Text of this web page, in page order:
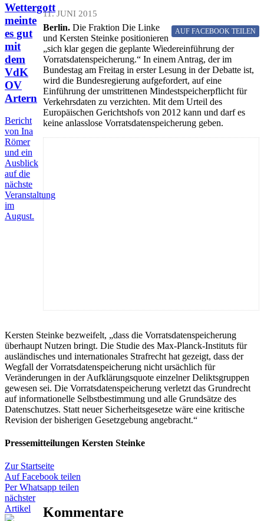
Wettergott
meinte
es gut
mit
dem
VdK
OV
Artern
Bericht
von Ina
Römer
und ein
Ausblick
auf die
nächste
Veranstaltung
im
August.
11. JUNI 2015
AUF FACEBOOK TEILEN
Berlin. Die Fraktion Die Linke
und Kersten Steinke positionieren
„sich klar gegen die geplante Wiedereinführung der
Vorratsdatenspeicherung.“ In einem Antrag, der im
Bundestag am Freitag in erster Lesung in der Debatte ist,
wird die Bundesregierung aufgefordert, auf eine
Einführung der umstrittenen Mindestspeicherpflicht für
Verkehrsdaten zu verzichten. Mit dem Urteil des
Europäischen Gerichtshofs von 2012 kann und darf es
keine anlasslose Vorratsdatenspeicherung geben.
Kersten Steinke bezweifelt, „dass die Vorratsdatenspeicherung
überhaupt Nutzen bringt. Die Studie des Max-Planck-Instituts für
ausländisches und internationales Strafrecht hat gezeigt, dass der
Wegfall der Vorratsdatenspeicherung nicht ursächlich für
Veränderungen in der Aufklärungsquote einzelner Deliktsgruppen
gewesen sei. Die Vorratsdatenspeicherung verletzt das Grundrecht
auf informationelle Selbstbestimmung und alle Grundsätze des
Datenschutzes. Statt neuer Sicherheitsgesetze wäre eine kritische
Revision der bisherigen Gesetzgebung angebracht.“
Pressemitteilungen Kersten Steinke
Zur Startseite
Auf Facebook teilen
Per Whatsapp teilen
nächster
Artikel
Kommentare